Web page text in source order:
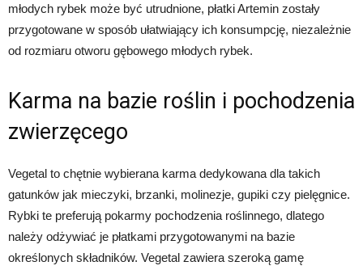
młodych rybek może być utrudnione, płatki Artemin zostały
przygotowane w sposób ułatwiający ich konsumpcję, niezależnie
od rozmiaru otworu gębowego młodych rybek.
Karma na bazie roślin i pochodzenia
zwierzęcego
Vegetal to chętnie wybierana karma dedykowana dla takich
gatunków jak mieczyki, brzanki, molinezje, gupiki czy pielęgnice.
Rybki te preferują pokarmy pochodzenia roślinnego, dlatego
należy odżywiać je płatkami przygotowanymi na bazie
określonych składników. Vegetal zawiera szeroką gamę